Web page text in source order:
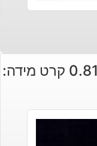
אופל קבושון לשיבוץ משקל: 0.81 קרט מידה: